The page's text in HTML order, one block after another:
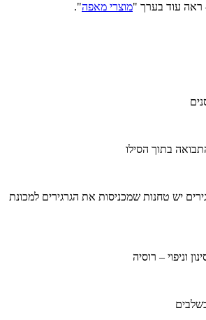
ראה עוד בערך "מוצרי מאפה".
בתוך הסילו
יש טחנות שמכניסות את הגרגירים למכונת
וניפוי – רוסיה